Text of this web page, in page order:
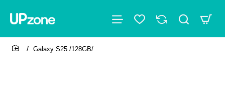
Galaxy S25 /128GB/